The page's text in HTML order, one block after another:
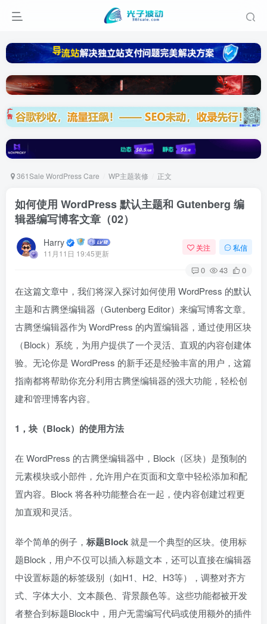
361Sale WordPress Care WP主题装修 正文
如何使用 WordPress 默认主题和 Gutenberg 编
辑器编写博客文章（02）
Harry
11月11日 19:45更新
关注 私信
0 43 0
在这篇文章中，我们将深入探讨如何使用 WordPress 的默认
主题和古腾堡编辑器（Gutenberg Editor）来编写博客文章。
古腾堡编辑器作为 WordPress 的内置编辑器，通过使用区块
（Block）系统，为用户提供了一个灵活、直观的内容创建体
验。无论你是 WordPress 的新手还是经验丰富的用户，这篇
指南都将帮助你充分利用古腾堡编辑器的强大功能，轻松创
建和管理博客内容。
1，块（Block）的使用方法
在 WordPress 的古腾堡编辑器中，Block（区块）是预制的
元素模块或小部件，允许用户在页面和文章中轻松添加和配
置内容。Block 将各种功能整合在一起，使内容创建过程更
加直观和灵活。
举个简单的例子， 标题Block 就是一个典型的区块。使用标
题Block，用户不仅可以插入标题文本，还可以直接在编辑器
中设置标题的标签级别（如H1、H2、H3等），调整对齐方
式、字体大小、文本颜色、背景颜色等。这些功能都被开发
者整合到标题Block中，用户无需编写代码或使用额外的插件